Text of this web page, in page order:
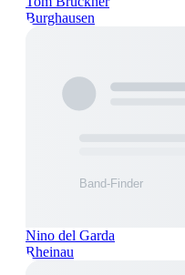
Burghausen
Nino del Garda
Rheinau